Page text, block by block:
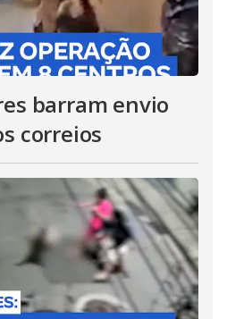
barram envio
correios